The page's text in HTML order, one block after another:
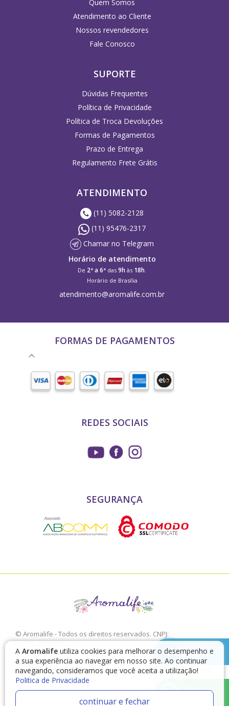
A Aromalife utiliza cookies para melhorar o desempenho e
a sua experiência ao navegar em nosso site. Ao continuar
navegando, consideramos que você aceita a utilização!
Politica de Privacidade
continuar e fechar
chamar no
Telegram
chamar no
WhatsApp
Quem Somos
Atendimento ao Cliente
Nossos revendedores
Fale Conosco
SUPORTE
Dúvidas Frequentes
Política de Privacidade
Política de Troca Devoluções
Formas de Pagamentos
Prazo de Entrega
Regulamento Frete Grátis
ATENDIMENTO
(11) 5082-2128
(11) 95476-2317
Chamar no Telegram
Horário de atendimento
De 2ª a 6ª das 9h às 18h.
Horário de Brasília
atendimento@aromalife.com.br
FORMAS DE PAGAMENTOS
REDES SOCIAIS
SEGURANÇA
© Aromalife - Todos os direitos reservados. CNPJ:
03.772.376/0001-02
É proibido a sua reprodução, total ou parcial, sem a expressa
autorização da Aromalife.
Rua: Conde de Irajá, 17 V. Mariana - São Paulo - SP / CEP: 04119-
010